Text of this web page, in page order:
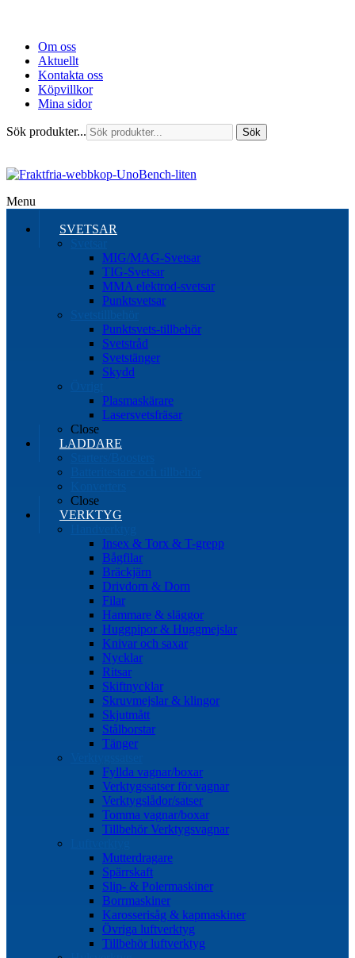
Om oss
Aktuellt
Kontakta oss
Köpvillkor
Mina sidor
Sök produkter... Sök
Menu
SVETSAR
MIG/MAG-Svetsar
TIG-Svetsar
MMA elektrod-svetsar
Punktsvetsar
Punktsvets-tillbehör
Svetstråd
Svetstänger
Skydd
Plasmaskärare
Lasersvetsfräsar
Close
LADDARE
Close
VERKTYG
Insex & Torx & T-grepp
Bågfilar
Bräckjärn
Drivdorn & Dorn
Filar
Hammare & släggor
Huggpipor & Huggmejslar
Knivar och saxar
Nycklar
Ritsar
Skiftnycklar
Skruvmejslar & klingor
Skjutmått
Stålborstar
Tänger
Fyllda vagnar/boxar
Verktygssatser för vagnar
Verktygslådor/satser
Tomma vagnar/boxar
Tillbehör Verktygsvagnar
Mutterdragare
Spärrskaft
Slip- & Polermaskiner
Borrmaskiner
Karosserisåg & kapmaskiner
Övriga luftverktyg
Tillbehör luftverktyg